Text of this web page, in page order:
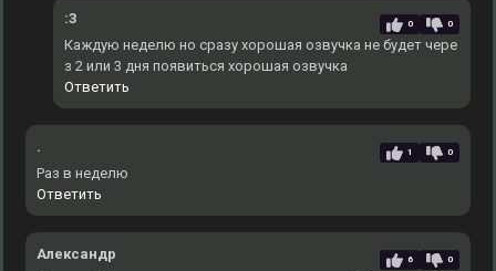
:3 0 0
Каждую неделю но сразу хорошая озвучка не будет чере
з 2 или 3 дня появиться хорошая озвучка
Ответить
. 1 0
Раз в неделю
Ответить
Александр 6 0